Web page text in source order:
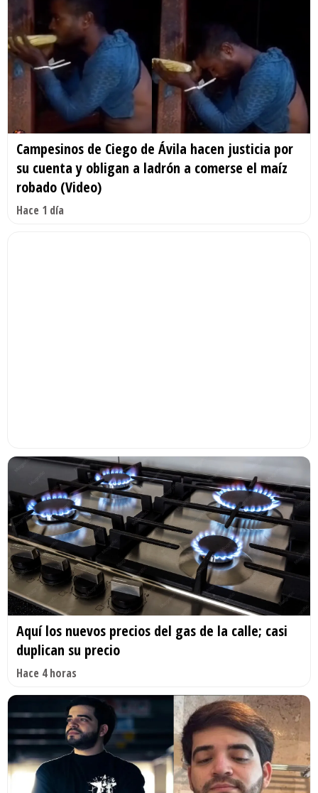
Campesinos de Ciego de Ávila hacen justicia por
su cuenta y obligan a ladrón a comerse el maíz
robado (Video)
Hace 1 día
Aquí los nuevos precios del gas de la calle; casi
duplican su precio
Hace 4 horas